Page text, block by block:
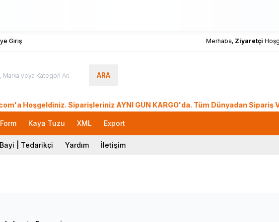
Giriş Merhaba, Ziyaretçi
ARA
Hoşgeldiniz. Siparişleriniz AYNI GÜN KARGO'da. Tüm Dünyadan Sipariş
Form Kaya Tuzu XML Export
Bayi | Tedarikçi Yardım İletişim